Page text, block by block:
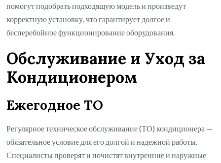
помогут подобрать подходящую модель и произведут
корректную установку, что гарантирует долгое и
бесперебойное функционирование оборудования.
Обслуживание и Уход за
Кондиционером
Ежегодное ТО
Регулярное техническое обслуживание (ТО) кондиционера —
обязательное условие для его долгой и надежной работы.
Специалисты проверят и почистят внутренние и наружные